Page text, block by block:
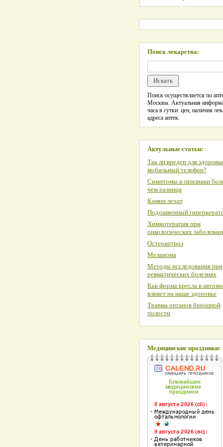
Поиск лекарства:
Поиск осуществляется по
Москвы. Актуальная
часа в сутки: цен, наличия
адреса аптек.
Актульные статьи:
Так ли вреден для
мобильный телефон?
Симптомы и признаки
чем разница
Камни лечат
Подошвенный
Химиотерапия при
онкологических
Остеоартроз
Меланома
Методы исследования при
ревматических болезнях
Как форма кресла в
влияет на наше здоровье
Травма органов брюшной
полости
Медицинские праздники: